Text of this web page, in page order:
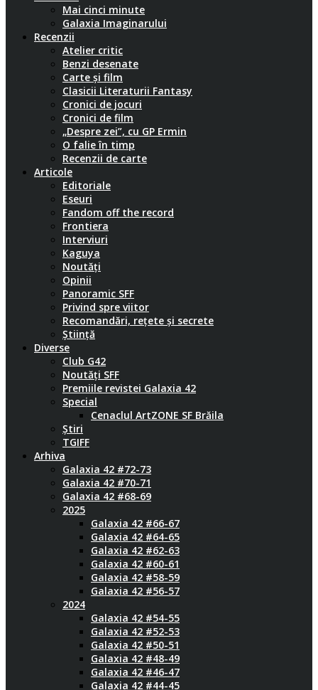
Mai cinci minute
Galaxia Imaginarului
Recenzii
Atelier critic
Benzi desenate
Carte și film
Clasicii Literaturii Fantasy
Cronici de jocuri
Cronici de film
„Despre zei”, cu GP Ermin
O falie în timp
Recenzii de carte
Articole
Editoriale
Eseuri
Fandom off the record
Frontiera
Interviuri
Kaguya
Noutăți
Opinii
Panoramic SFF
Privind spre viitor
Recomandări, rețete și secrete
Știință
Diverse
Club G42
Noutăți SFF
Premiile revistei Galaxia 42
Special
Cenaclul ArtZONE SF Brăila
Știri
TGIFF
Arhiva
Galaxia 42 #72-73
Galaxia 42 #70-71
Galaxia 42 #68-69
2025
Galaxia 42 #66-67
Galaxia 42 #64-65
Galaxia 42 #62-63
Galaxia 42 #60-61
Galaxia 42 #58-59
Galaxia 42 #56-57
2024
Galaxia 42 #54-55
Galaxia 42 #52-53
Galaxia 42 #50-51
Galaxia 42 #48-49
Galaxia 42 #46-47
Galaxia 42 #44-45